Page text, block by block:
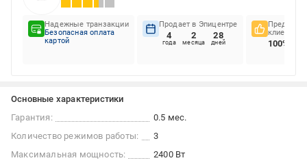
Надежные транзакции
Безопасная оплата
картой
Продает в Эпицентре
4
года
2
месяца
28
дней
клиентов
100%
Основные характеристики
Гарантия:
0.5 мес.
Количество режимов работы:
3
Максимальная мощность:
2400 Вт